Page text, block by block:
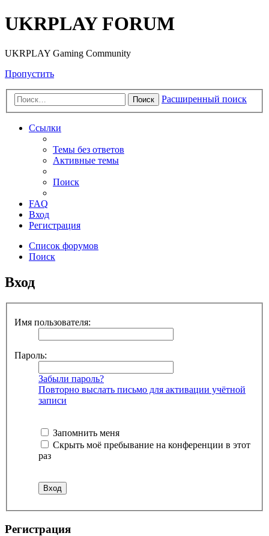
UKRPLAY FORUM
UKRPLAY Gaming Community
Пропустить
Поиск Расширенный поиск
Ссылки
Темы без ответов
Активные темы
Поиск
FAQ
Вход
Регистрация
Список форумов
Поиск
Вход
Имя пользователя:
Пароль:
Забыли пароль?
Повторно выслать письмо для активации учётной
записи
Запомнить меня
Скрыть моё пребывание на конференции в этот
раз
Регистрация